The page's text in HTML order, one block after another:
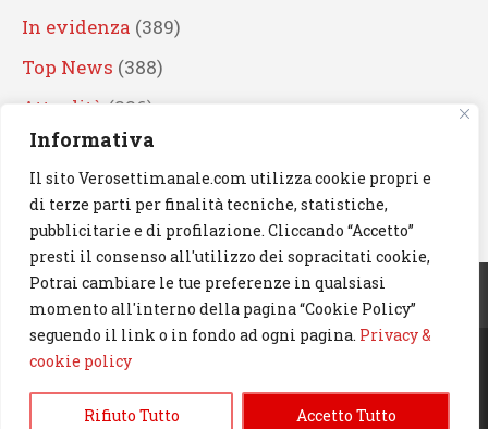
Informativa
Il sito Verosettimanale.com utilizza cookie propri e
di terze parti per finalità tecniche, statistiche,
pubblicitarie e di profilazione. Cliccando “Accetto”
presti il consenso all'utilizzo dei sopracitati cookie,
Potrai cambiare le tue preferenze in qualsiasi
momento all'interno della pagina “Cookie Policy”
seguendo il link o in fondo ad ogni pagina. Privacy &
cookie policy
Rifiuto Tutto Accetto Tutto
In evidenza (389)
Top News (388)
Attualità (336)
Eventi(330)
Artisti (241)
News(238)
Cerca
© 2023 Verosettimanale.com. All rights reserved.